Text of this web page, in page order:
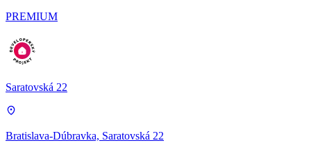
PREMIUM
Saratovská 22
Bratislava-Dúbravka, Saratovská 22